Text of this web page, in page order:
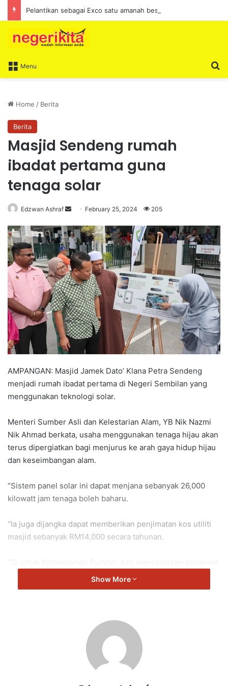
Menu
Home / Berita
Berita
Masjid Sendeng rumah
ibadat pertama guna
tenaga solar
Edzwan Ashraf
n
d
a
n
e
m
a
i
l
February 25, 2024 205
AMPANGAN: Masjid Jamek Dato’ Klana Petra Sendeng
menjadi rumah ibadat pertama di Negeri Sembilan yang
menggunakan teknologi solar.
Menteri Sumber Asli dan Kelestarian Alam, YB Nik Nazmi
Nik Ahmad berkata, usaha menggunakan tenaga hijau akan
terus dipergiatkan bagi menjurus ke arah gaya hidup hijau
dan keseimbangan alam.
“Sistem panel solar ini dapat menjana sebanyak 26,000
kilowatt jam tenaga boleh baharu.
“Ia juga dijangka dapat memberikan penjimatan kos utiliti
masjid sebanyak RM14,000 secara tahunan.
25 buah rumah ibadat pada setiap tahun untuk bergerak ke
arah teknologi hijau.
mempunyai 58 lagi dalam permohonan,” kata Nik Nazmi.
Nik Nazmi
Show More